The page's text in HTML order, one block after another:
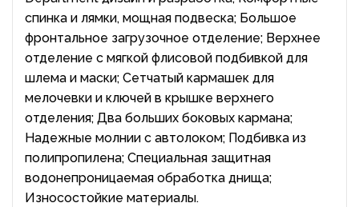
спинка и лямки, мощная подвеска; Большое
фронтальное загрузочное отделение; Верхнее
отделение с мягкой флисовой подбивкой для
шлема и маски; Сетчатый кармашек для
мелочевки и ключей в крышке верхнего
отделения; Два больших боковых кармана;
Надежные молнии с автолоком; Подбивка из
полипропилена; Специальная защитная
водонепроницаемая обработка днища;
Износостойкие материалы.